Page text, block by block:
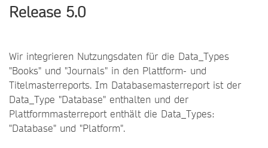
Release 5.0
Wir integrieren Nutzungsdaten für die Data_Types
"Books" und "Journals" in den Plattform- und
Titelmasterreports. Im Databasemasterreport ist der
Data_Type "Database" enthalten und der
Plattformmasterreport enthält die Data_Types:
"Database" und "Platform".